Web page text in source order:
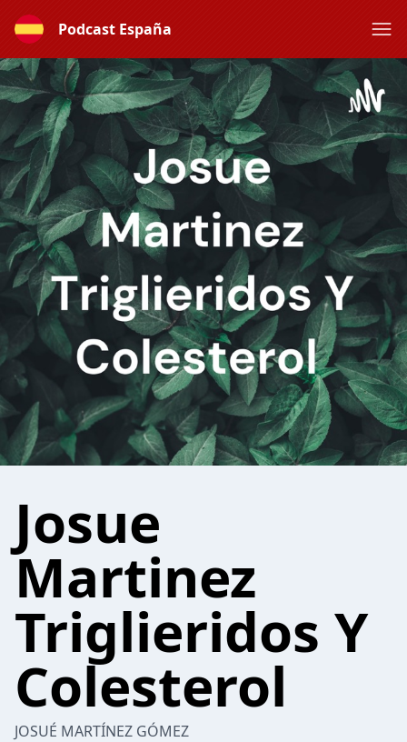
Podcast España
Josue
Martinez
Triglieridos Y
Colesterol
JOSUÉ MARTÍNEZ GÓMEZ